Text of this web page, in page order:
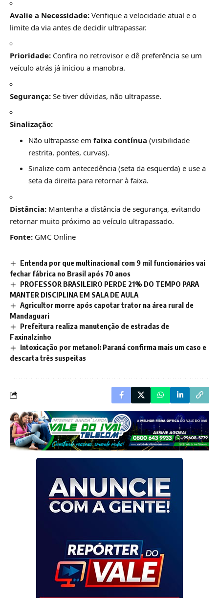
Avalie a Necessidade: Verifique a velocidade atual e o
limite da via antes de decidir ultrapassar.
Prioridade: Confira no retrovisor e dê preferência se um
veículo atrás já iniciou a manobra.
Segurança: Se tiver dúvidas, não ultrapasse.
Sinalização:
Não ultrapasse em faixa contínua (visibilidade
restrita, pontes, curvas).
Sinalize com antecedência (seta da esquerda) e use a
seta da direita para retornar à faixa.
Distância: Mantenha a distância de segurança, evitando
retornar muito próximo ao veículo ultrapassado.
Fonte: GMC Online
Entenda por que multinacional com 9 mil funcionários vai
fechar fábrica no Brasil após 70 anos
PROFESSOR BRASILEIRO PERDE 21% DO TEMPO PARA
MANTER DISCIPLINA EM SALA DE AULA
Agricultor morre após capotar trator na área rural de
Mandaguari
Prefeitura realiza manutenção de estradas de
Faxinalzinho
Intoxicação por metanol: Paraná confirma mais um caso e
descarta três suspeitas